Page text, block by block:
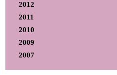
2012
2011
2010
2009
2007